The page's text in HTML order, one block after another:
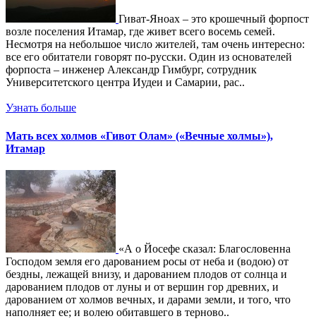
Гиват-Яноах – это крошечный форпост
возле поселения Итамар, где живет всего восемь семей.
Несмотря на небольшое число жителей, там очень интересно:
все его обитатели говорят по-русски. Один из основателей
форпоста – инженер Александр Гимбург, сотрудник
Университетского центра Иудеи и Самарии, рас..
Узнать больше
Мать всех холмов «Гивот Олам» («Вечные холмы»),
Итамар
«А о Йосефе сказал: Благословенна
Господом земля его дарованием росы от неба и (водою) от
бездны, лежащей внизу, и дарованием плодов от солнца и
дарованием плодов от луны и от вершин гор древних, и
дарованием от холмов вечных, и дарами земли, и того, что
наполняет ее; и волею обитавшего в терново..